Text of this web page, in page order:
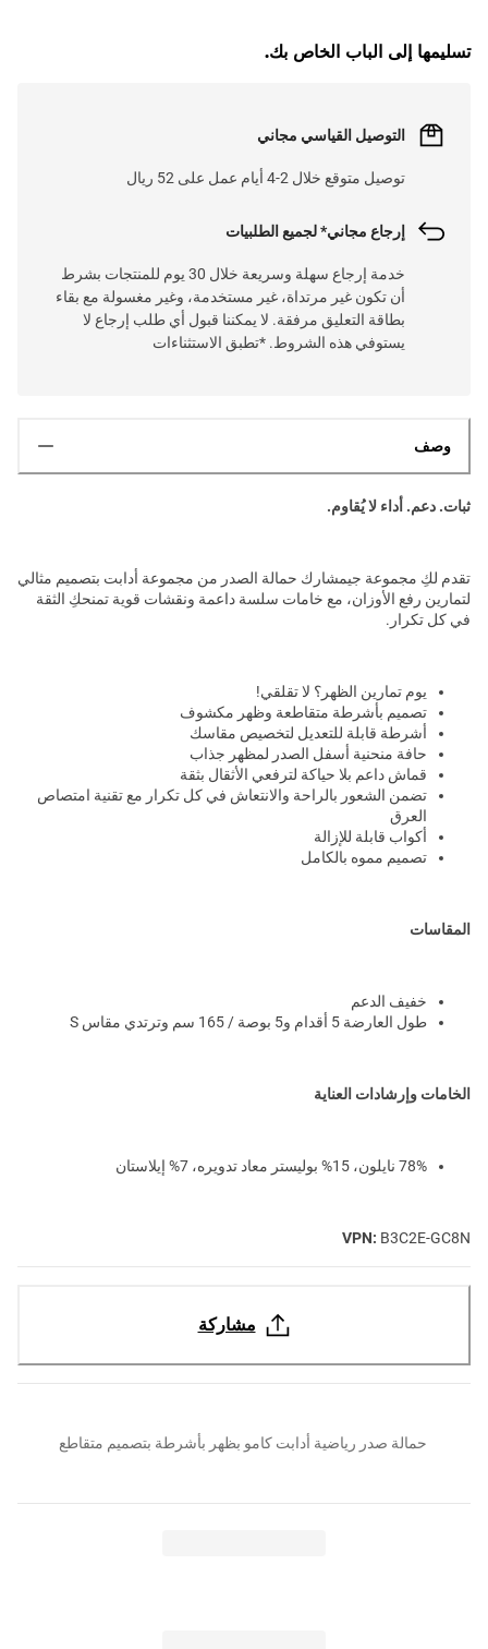
تسليمها إلى الباب الخاص بك.
التوصيل القياسي مجاني
توصيل متوقع خلال 2-4 أيام عمل على 52 ريال
إرجاع مجاني* لجميع الطلبيات
خدمة إرجاع سهلة وسريعة خلال 30 يوم للمنتجات بشرط
أن تكون غير مرتداة، غير مستخدمة، وغير مغسولة مع بقاء
بطاقة التعليق مرفقة. لا يمكننا قبول أي طلب إرجاع لا
يستوفي هذه الشروط. *تطبق الاستثناءات
وصف
ثبات. دعم. أداء لا يُقاوم.
تقدم لكِ مجموعة جيمشارك حمالة الصدر من مجموعة أدابت بتصميم مثالي
لتمارين رفع الأوزان، مع خامات سلسة داعمة ونقشات قوية تمنحكِ الثقة
في كل تكرار.
يوم تمارين الظهر؟ لا تقلقي!
تصميم بأشرطة متقاطعة وظهر مكشوف
أشرطة قابلة للتعديل لتخصيص مقاسك
حافة منحنية أسفل الصدر لمظهر جذاب
قماش داعم بلا حياكة لترفعي الأثقال بثقة
تضمن الشعور بالراحة والانتعاش في كل تكرار مع تقنية امتصاص
العرق
أكواب قابلة للإزالة
تصميم مموه بالكامل
المقاسات
خفيف الدعم
طول العارضة 5 أقدام و5 بوصة / 165 سم وترتدي مقاس S
الخامات وإرشادات العناية
78% نايلون، 15% بوليستر معاد تدويره، 7% إيلاستان
VPN: B3C2E-GC8N
مشاركة
حمالة صدر رياضية أدابت كامو بظهر بأشرطة بتصميم متقاطع